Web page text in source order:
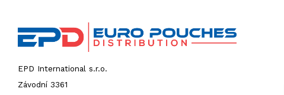
EPD International s.r.o.
Závodní 3361